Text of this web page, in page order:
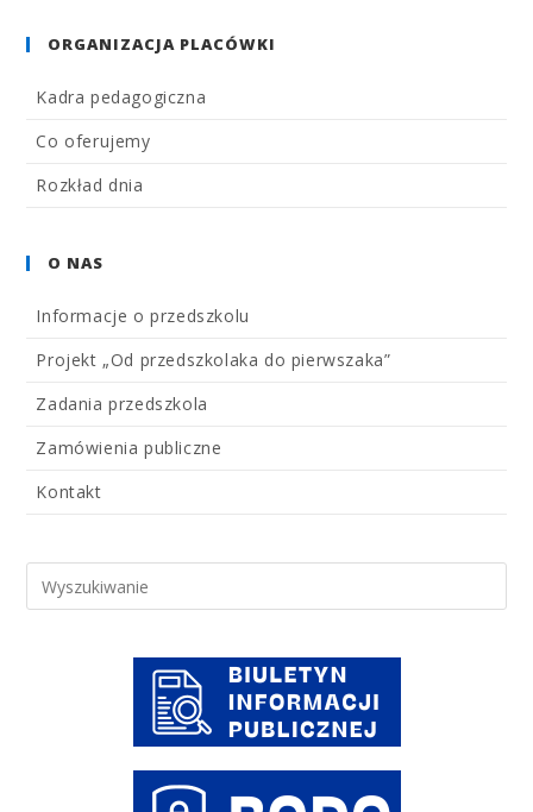
ORGANIZACJA PLACÓWKI
Kadra pedagogiczna
Co oferujemy
Rozkład dnia
O NAS
Informacje o przedszkolu
Projekt „Od przedszkolaka do pierwszaka”
Zadania przedszkola
Zamówienia publiczne
Kontakt